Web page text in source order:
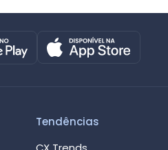
Tendências